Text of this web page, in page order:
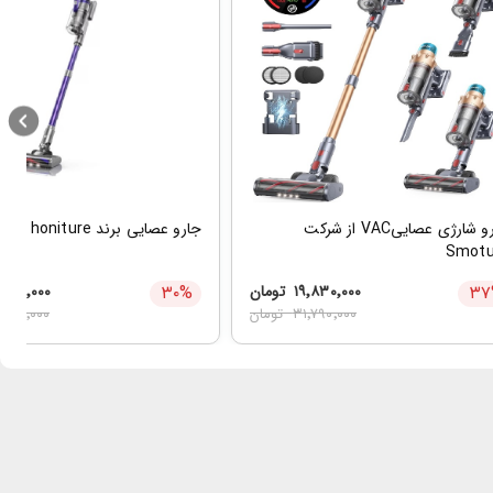
جارو شارژی عصاییVAC از شرکت
۳۷ ۱۹٬۸۳۰٬۰۰۰ تومان
۳۱٬۷۹۰٬۰۰۰تومان
جارو عصایی برند honiture مدل s14
۳۰%